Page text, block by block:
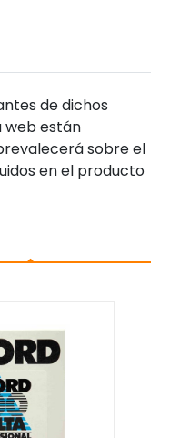
de dichos
web están
sobre el
en el producto